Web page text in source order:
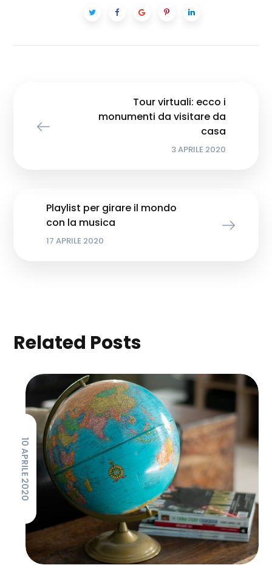
Tour virtuali: ecco i
monumenti da visitare da
casa
3 APRILE 2020
Playlist per girare il mondo
con la musica
17 APRILE 2020
Related Posts
10 APRILE 2020